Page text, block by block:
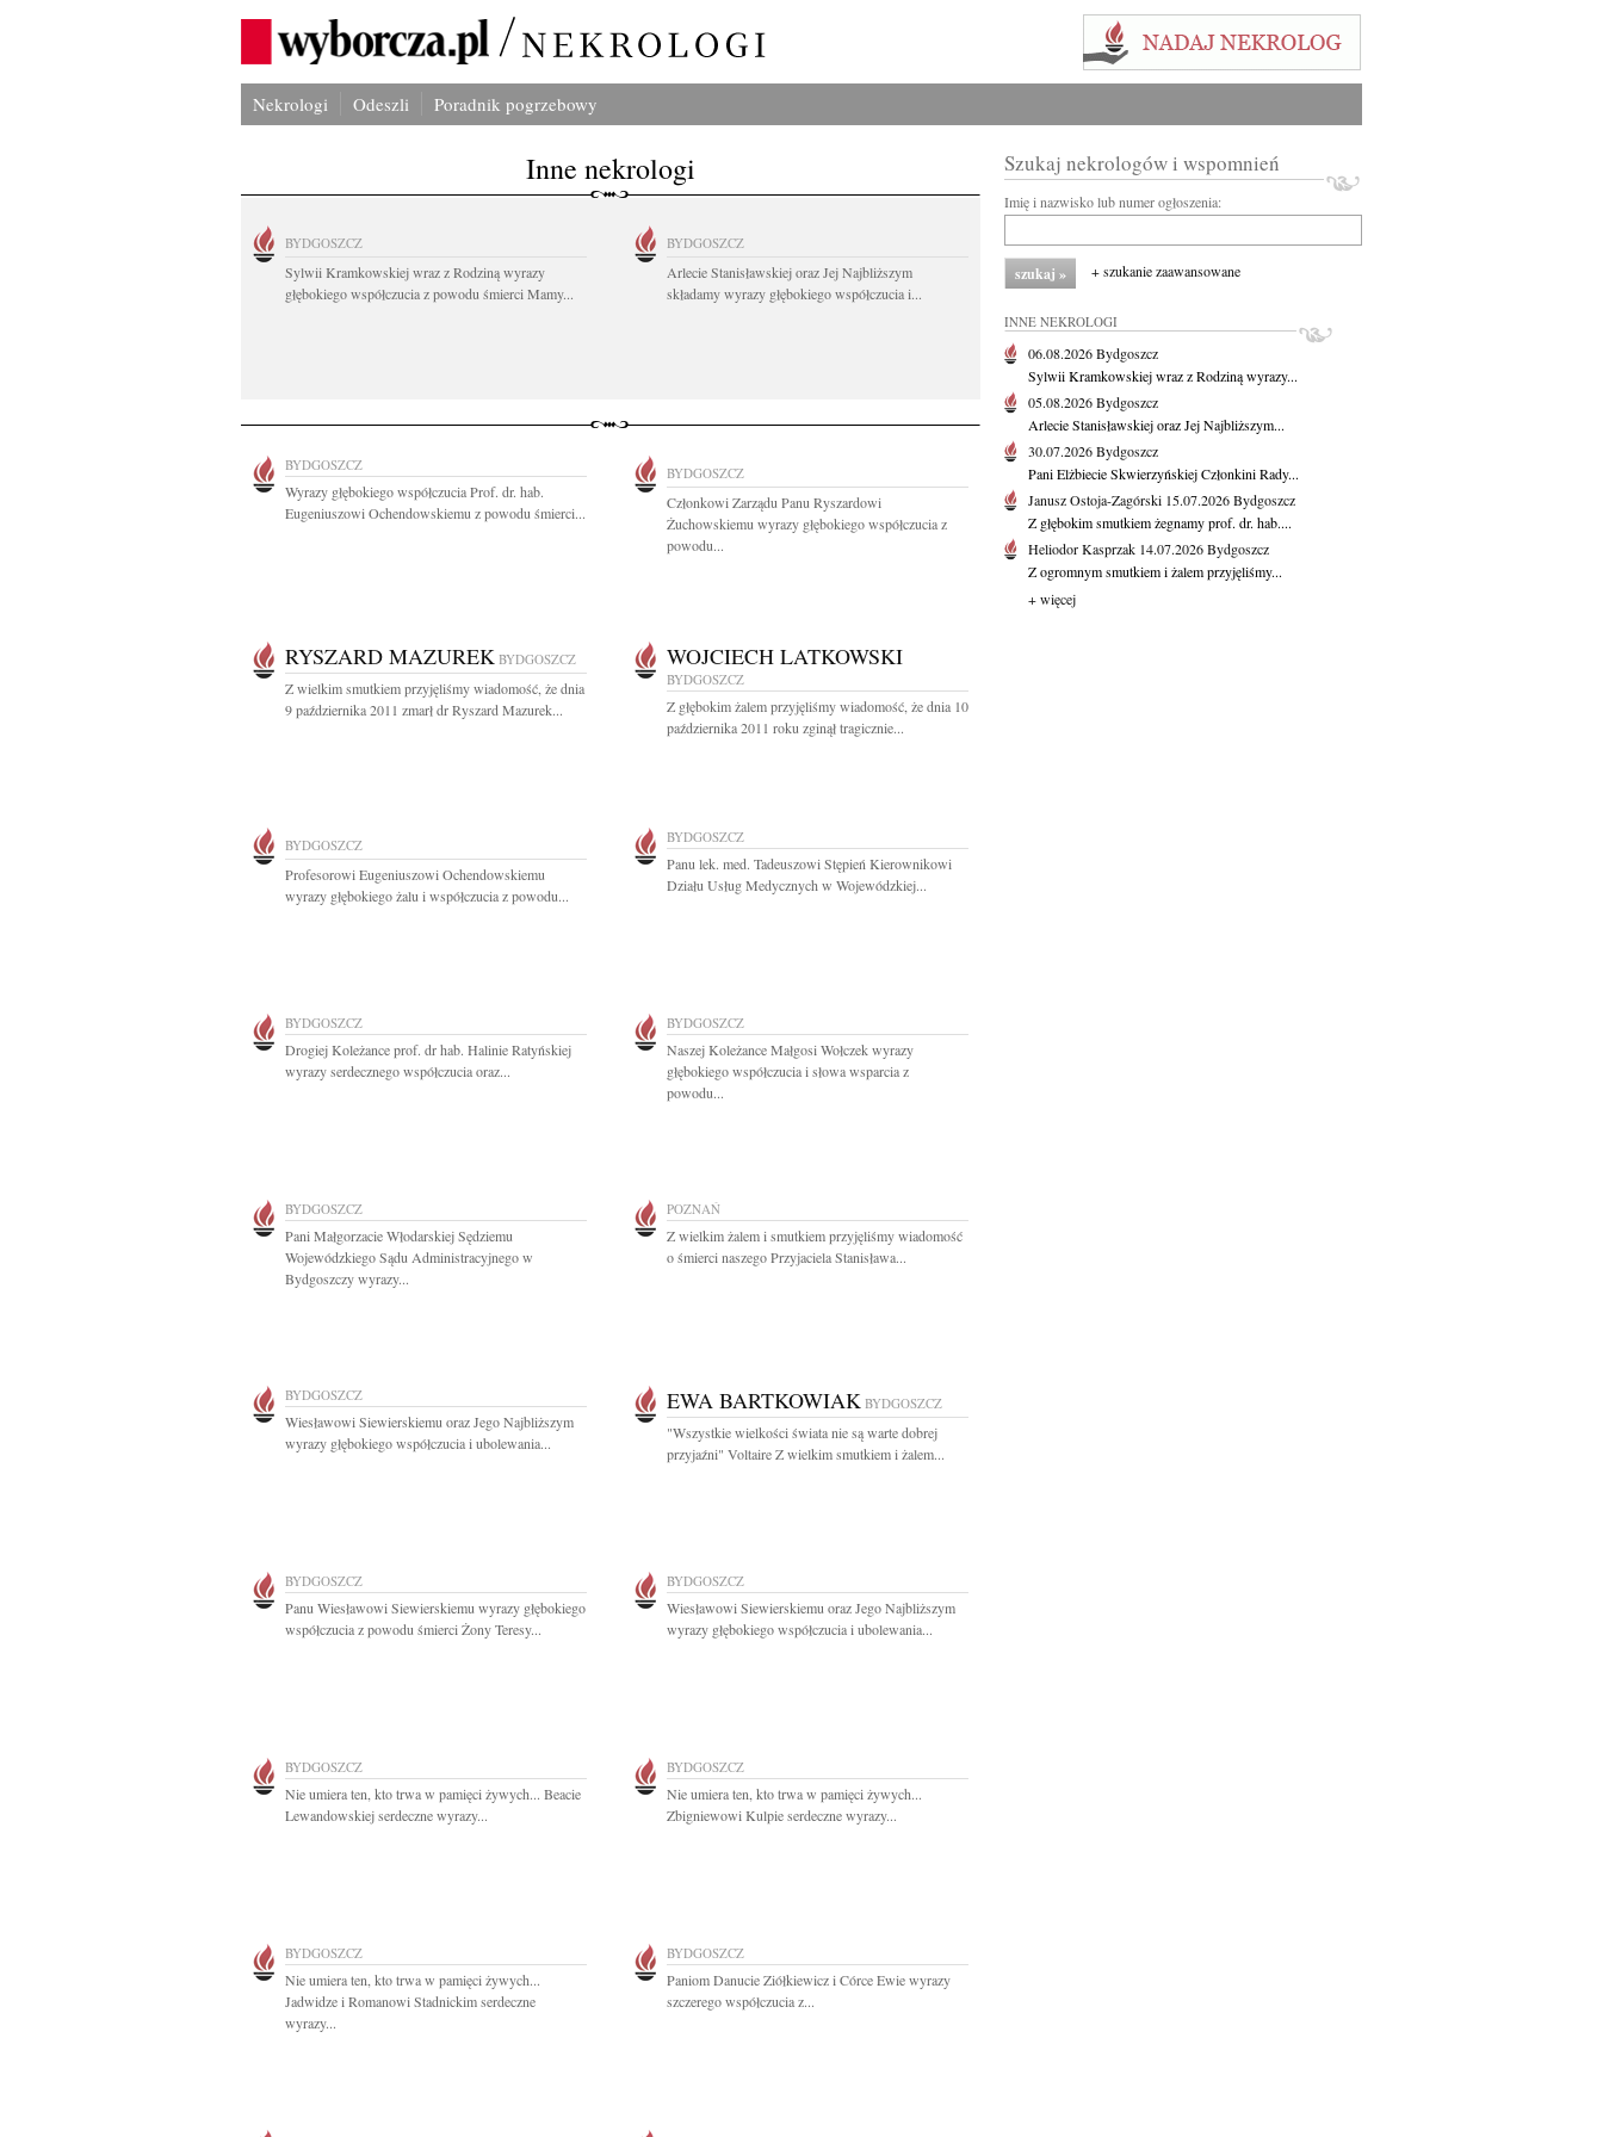
Nekrologi Odeszli Poradnik pogrzebowy
Inne nekrologi
BYDGOSZCZ
Sylwii Kramkowskiej wraz z Rodziną wyrazy
głębokiego współczucia z powodu śmierci Mamy...
BYDGOSZCZ
Arlecie Stanisławskiej oraz Jej Najbliższym
składamy wyrazy głębokiego współczucia i...
BYDGOSZCZ
Wyrazy głębokiego współczucia Prof. dr. hab.
Eugeniuszowi Ochendowskiemu z powodu śmierci...
BYDGOSZCZ
Członkowi Zarządu Panu Ryszardowi
Żuchowskiemu wyrazy głębokiego współczucia z
powodu...
RYSZARD MAZUREK BYDGOSZCZ
Z wielkim smutkiem przyjęliśmy wiadomość, że dnia
9 października 2011 zmarł dr Ryszard Mazurek...
WOJCIECH LATKOWSKI
BYDGOSZCZ
Z głębokim żalem przyjęliśmy wiadomość, że dnia 10
października 2011 roku zginął tragicznie...
BYDGOSZCZ
Profesorowi Eugeniuszowi Ochendowskiemu
wyrazy głębokiego żalu i współczucia z powodu...
BYDGOSZCZ
Panu lek. med. Tadeuszowi Stępień Kierownikowi
Działu Usług Medycznych w Wojewódzkiej...
BYDGOSZCZ
Drogiej Koleżance prof. dr hab. Halinie Ratyńskiej
wyrazy serdecznego współczucia oraz...
BYDGOSZCZ
Naszej Koleżance Małgosi Wołczek wyrazy
głębokiego współczucia i słowa wsparcia z
powodu...
BYDGOSZCZ
Pani Małgorzacie Włodarskiej Sędziemu
Wojewódzkiego Sądu Administracyjnego w
Bydgoszczy wyrazy...
POZNAŃ
Z wielkim żalem i smutkiem przyjęliśmy wiadomość
o śmierci naszego Przyjaciela Stanisława...
BYDGOSZCZ
Wiesławowi Siewierskiemu oraz Jego Najbliższym
wyrazy głębokiego współczucia i ubolewania...
EWA BARTKOWIAK BYDGOSZCZ
"Wszystkie wielkości świata nie są warte dobrej
przyjaźni" Voltaire Z wielkim smutkiem i żalem...
BYDGOSZCZ
Panu Wiesławowi Siewierskiemu wyrazy głębokiego
współczucia z powodu śmierci Żony Teresy...
BYDGOSZCZ
Wiesławowi Siewierskiemu oraz Jego Najbliższym
wyrazy głębokiego współczucia i ubolewania...
BYDGOSZCZ
Nie umiera ten, kto trwa w pamięci żywych... Beacie
Lewandowskiej serdeczne wyrazy...
BYDGOSZCZ
Nie umiera ten, kto trwa w pamięci żywych...
Zbigniewowi Kulpie serdeczne wyrazy...
BYDGOSZCZ
Nie umiera ten, kto trwa w pamięci żywych...
Jadwidze i Romanowi Stadnickim serdeczne
wyrazy...
BYDGOSZCZ
Paniom Danucie Ziółkiewicz i Córce Ewie wyrazy
szczerego współczucia z...
Szukaj nekrologów i wspomnień
Imię i nazwisko lub numer ogłoszenia:
+ szukanie zaawansowane
INNE NEKROLOGI
06.08.2026Bydgoszcz
Sylwii Kramkowskiej wraz z Rodziną wyrazy...
05.08.2026Bydgoszcz
Arlecie Stanisławskiej oraz Jej Najbliższym...
30.07.2026Bydgoszcz
Pani Elżbiecie Skwierzyńskiej Członkini Rady...
Janusz Ostoja-Zagórski 15.07.2026Bydgoszcz
Z głębokim smutkiem żegnamy prof. dr. hab....
Heliodor Kasprzak 14.07.2026Bydgoszcz
Z ogromnym smutkiem i żalem przyjęliśmy...
+ więcej